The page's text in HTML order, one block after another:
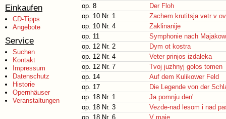
Einkaufen
CD-Tipps
Angebote
Service
Suchen
Kontakt
Impressum
Datenschutz
Historie
Opernhäuser
Veranstaltungen
op. 8
Der Floh
op. 10 Nr. 1
Zachem krutitsja vetr v
op. 10 Nr. 4
Zaklinanije
op. 11
Symphonie nach
op. 12 Nr. 2
Dym ot kostra
op. 12 Nr. 4
Veter prinjos izdaleka
op. 12 Nr. 7
Tvoj juzhnyj golos tomen
op. 14
Auf dem Kulikower Feld
op. 17
Die Legende von der
op. 18 Nr. 1
Ja pomnju den'
op. 18 Nr. 3
Vezde-nad lesom i nad
op. 18 Nr. 6
V maje